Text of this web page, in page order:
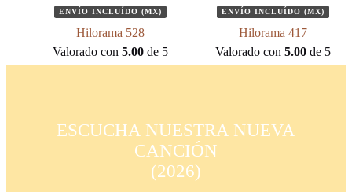
ENVÍO INCLUÍDO (MX)
Hilorama 528
Valorado con5.00 de 5
ENVÍO INCLUÍDO (MX)
Hilorama 417
Valorado con 5.00de 5
ESCUCHA NUESTRA NUEVA
CANCIÓN
(2026)